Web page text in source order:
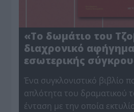
«Το δωμάτιο του
διαχρονικό
εσωτερικής
Ένα συγκλονιστικό βιβλίο
απλότητα του δραματικού
ένταση με την οποία